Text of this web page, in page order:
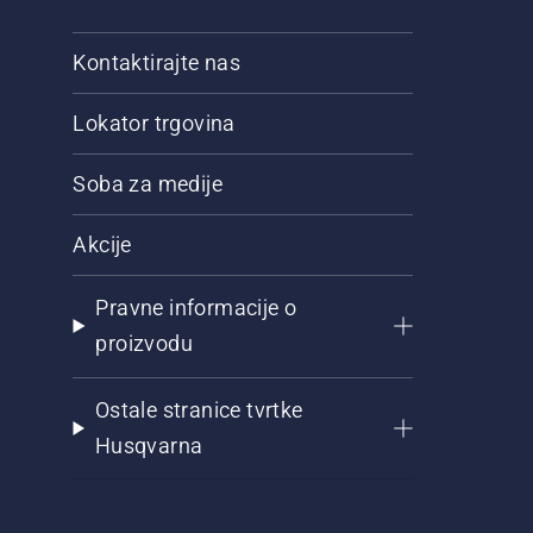
Kontaktirajte nas
Lokator trgovina
Soba za medije
Akcije
Pravne informacije o
proizvodu
Ostale stranice tvrtke
Husqvarna